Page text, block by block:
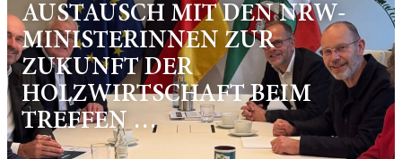
AUSTAUSCH MIT DEN NRW-
MINISTERINNEN ZUR
ZUKUNFT DER
HOLZWIRTSCHAFT BEIM
TREFFEN …